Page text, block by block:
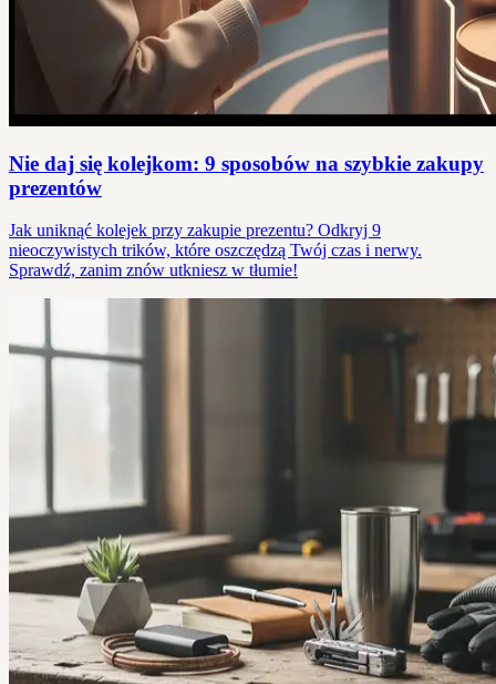
Nie daj się kolejkom: 9 sposobów na szybkie zakupy
prezentów
Jak uniknąć kolejek przy zakupie prezentu? Odkryj 9
nieoczywistych trików, które oszczędzą Twój czas i nerwy.
Sprawdź, zanim znów utkniesz w tłumie!